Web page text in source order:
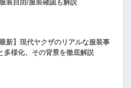
装自由/服装確認も解説
最新】現代ヤクザのリアルな服装事
多様化、その背景を徹底解説